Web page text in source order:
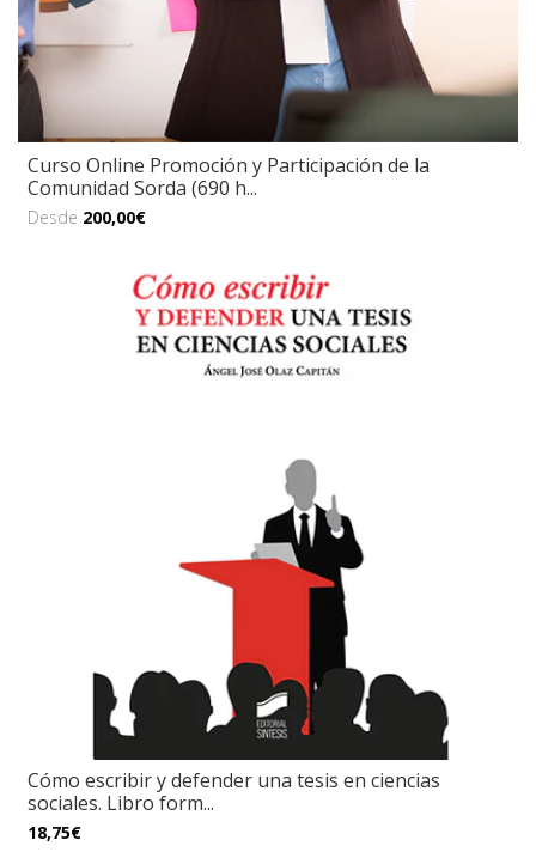
Curso Online Promoción y Participación de la
Comunidad Sorda (690 h...
Desde 200,00€
Cómo escribir y defender una tesis en ciencias
sociales. Libro form...
18,75€